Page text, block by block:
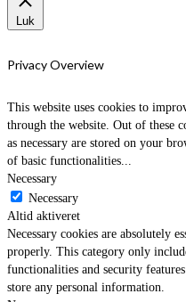
Luk
Privacy Overview
This website uses cookies to
through the website. Out of these
as necessary are stored on your
of basic functionalities...
Necessary
Necessary
Altid aktiveret
Necessary cookies are absolutely
properly. This category only
functionalities and security
store any personal information.